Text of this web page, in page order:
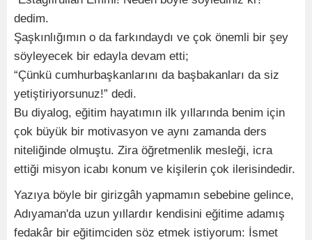
dedim.
Şaşkınlığımın o da farkındaydı ve çok önemli bir şey
söyleyecek bir edayla devam etti;
“Çünkü cumhurbaşkanlarını da başbakanları da siz
yetiştiriyorsunuz!” dedi.
Bu diyalog, eğitim hayatımın ilk yıllarında benim için
çok büyük bir motivasyon ve aynı zamanda ders
niteliğinde olmuştu. Zira öğretmenlik mesleği, icra
ettiği misyon icabı konum ve kişilerin çok ilerisindedir.
Yazıya böyle bir girizgâh yapmamın sebebine gelince,
Adıyaman'da uzun yıllardır kendisini eğitime adamış
fedakâr bir eğitimciden söz etmek istiyorum: İsmet